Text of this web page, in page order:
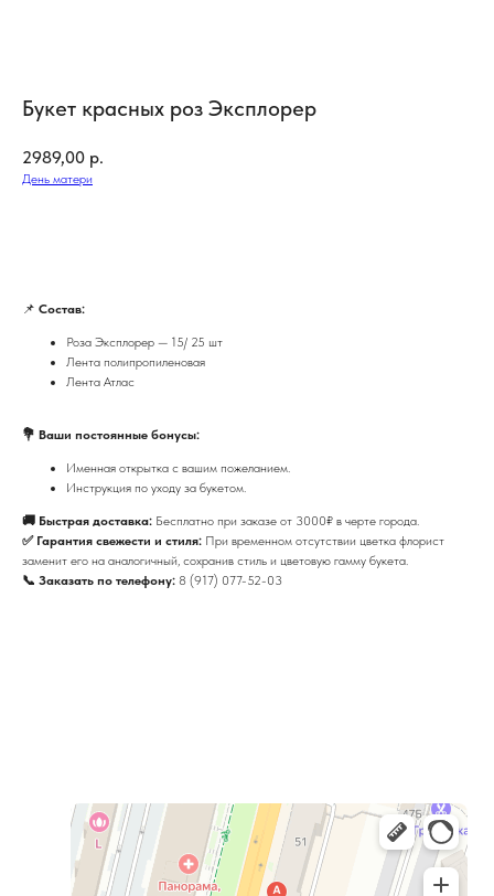
Букет красных роз Эксплорер
2989,00 р.
День матери
📌 Состав:
Роза Эксплорер — 15/ 25 шт
Лента полипропиленовая
Лента Атлас
💐 Ваши постоянные бонусы:
Именная открытка с вашим пожеланием.
Инструкция по уходу за букетом.
🚚 Быстрая доставка: Бесплатно при заказе от 3000₽ в черте города.
✅ Гарантия свежести и стиля: При временном отсутствии цветка флорист
заменит его на аналогичный, сохранив стиль и цветовую гамму букета.
📞 Заказать по телефону: 8 (917) 077-52-03
Фитолайн
Магазин цветов в Чебоксарах
Магазин подарков и сувениров в Чебоксарах